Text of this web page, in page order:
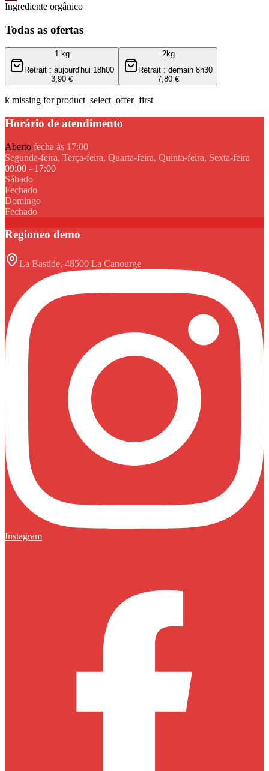
Ingrediente orgânico
Todas as ofertas
1 kg
Retrait : aujourd'hui 18h00
3,90 €
2kg
Retrait : demain 8h30
7,80 €
k missing for product_select_offer_first
Horário de atendimento
Aberto fecha às 17:00
Segunda-feira, Terça-feira, Quarta-feira, Quinta-feira, Sexta-feira
09:00 - 17:00
Sábado
Fechado
Domingo
Fechado
Regioneo demo
La Bastide, 48500 La Canourge
Instagram